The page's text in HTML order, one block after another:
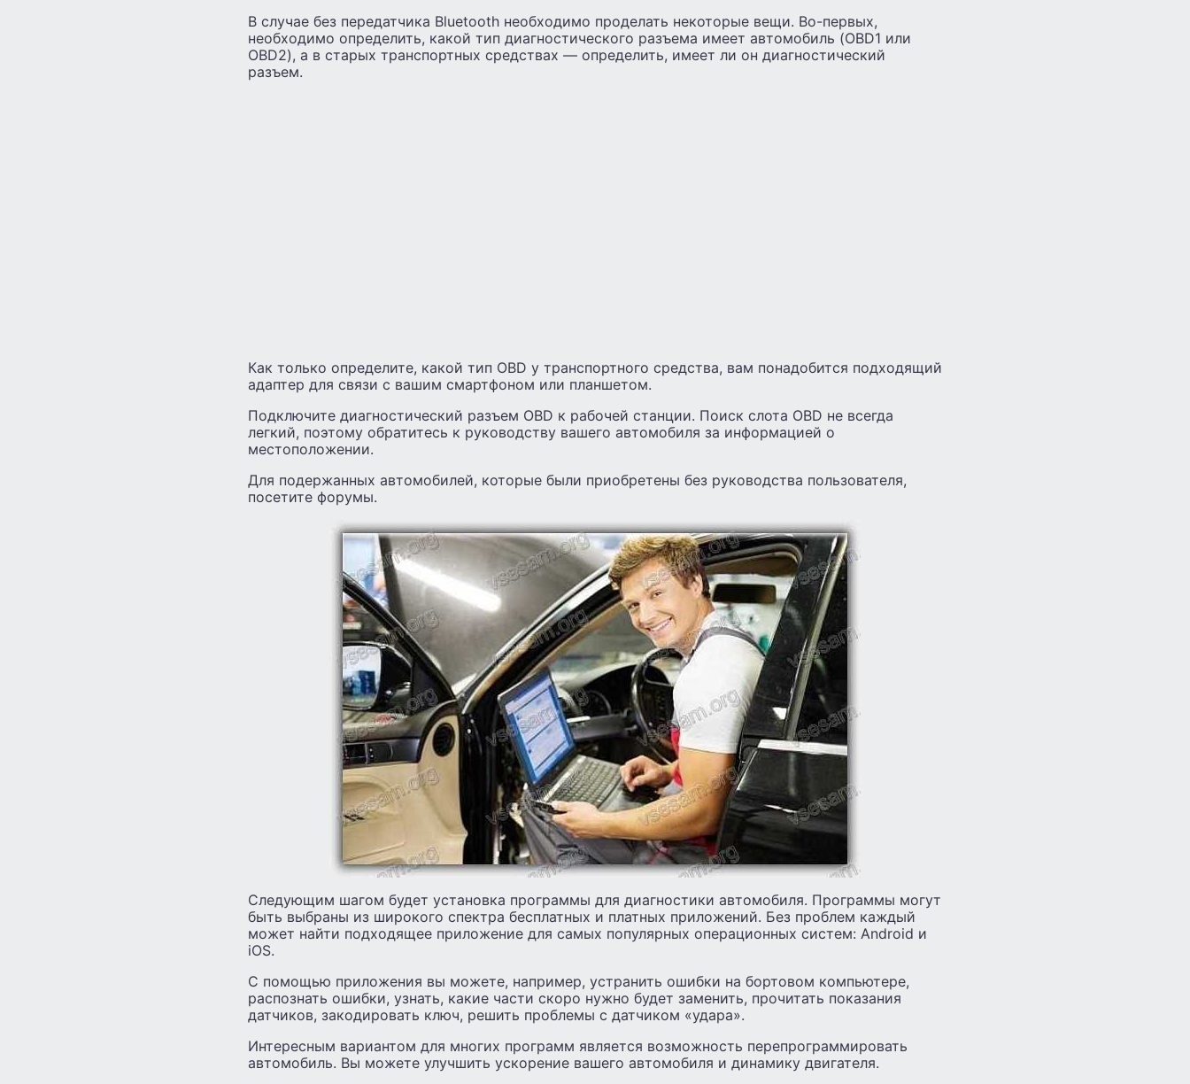
В случае без передатчика Bluetooth необходимо проделать некоторые вещи. Во-первых,
необходимо определить, какой тип диагностического разъема имеет автомобиль (OBD1 или
OBD2), а в старых транспортных средствах — определить, имеет ли он диагностический
разъем.
Как только определите, какой тип OBD у транспортного средства, вам понадобится подходящий
адаптер для связи с вашим смартфоном или планшетом.
Подключите диагностический разъем OBD к рабочей станции. Поиск слота OBD не всегда
легкий, поэтому обратитесь к руководству вашего автомобиля за информацией о
местоположении.
Для подержанных автомобилей, которые были приобретены без руководства пользователя,
посетите форумы.
Следующим шагом будет установка программы для диагностики автомобиля. Программы могут
быть выбраны из широкого спектра бесплатных и платных приложений. Без проблем каждый
может найти подходящее приложение для самых популярных операционных систем: Android и
iOS.
С помощью приложения вы можете, например, устранить ошибки на бортовом компьютере,
распознать ошибки, узнать, какие части скоро нужно будет заменить, прочитать показания
датчиков, закодировать ключ, решить проблемы с датчиком «удара».
Интересным вариантом для многих программ является возможность перепрограммировать
автомобиль. Вы можете улучшить ускорение вашего автомобиля и динамику двигателя.